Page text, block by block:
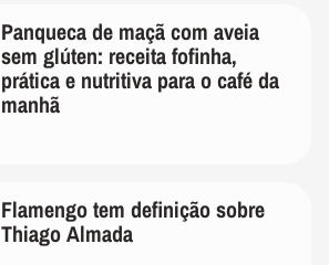
Panqueca de maçã com aveia
sem glúten: receita fofinha,
prática e nutritiva para o café da
manhã
Flamengo tem definição sobre
Thiago Almada